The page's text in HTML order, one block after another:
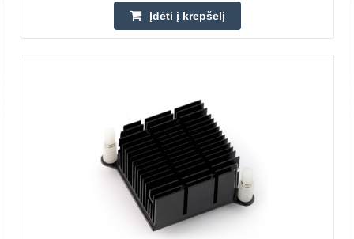
ROCKPro64 - PCI-E X4 iki M.2/NGFF NVMe SSD
sąsajos kortelė
PCI-E x4 adapteris M.2 jungčiai iš Pine64. Tai leidžia
prijungti didelės spartos M2 diskus su M rakto jungtimi
prie kompiuterių su PCI-E x4 lizdu.Specifikacijos..
Įdėti į krepšelį